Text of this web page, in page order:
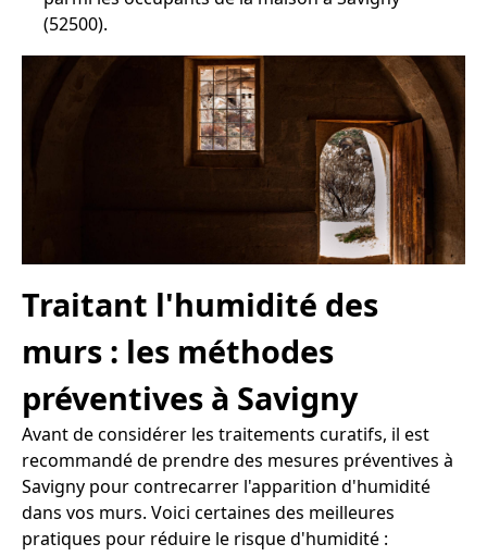
(52500).
Traitant l'humidité des
murs : les méthodes
préventives à Savigny
Avant de considérer les traitements curatifs, il est
recommandé de prendre des mesures préventives à
Savigny pour contrecarrer l'apparition d'humidité
dans vos murs. Voici certaines des meilleures
pratiques pour réduire le risque d'humidité :